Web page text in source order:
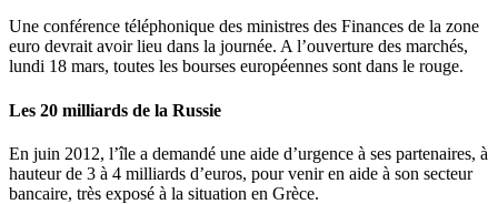
Une conférence téléphonique des ministres des Finances de la zone
euro devrait avoir lieu dans la journée. A l’ouverture des marchés,
lundi 18 mars, toutes les bourses européennes sont dans le rouge.
Les 20 milliards de la Russie
En juin 2012, l’île a demandé une aide d’urgence à ses partenaires, à
hauteur de 3 à 4 milliards d’euros, pour venir en aide à son secteur
bancaire, très exposé à la situation en Grèce.